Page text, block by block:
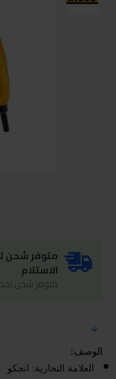
متوفر شحن
الاستلام
متوفر شحن
الوصف:
العلامة التجارية: انجكو